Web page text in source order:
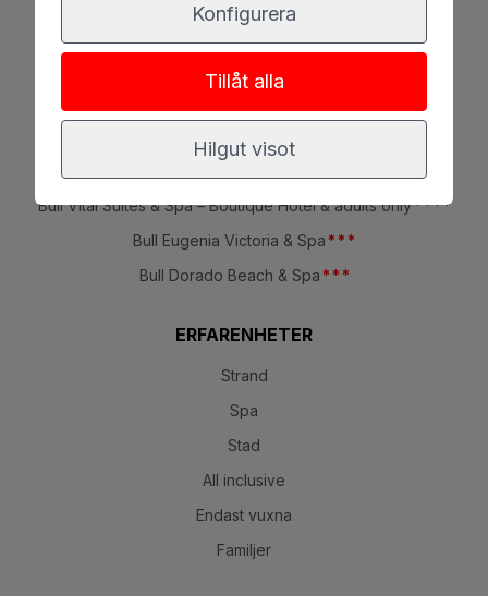
Bull Boutique Casas Carmen
Bull Vital Suites & Spa – Boutique Hotel & adults only****
Bull Eugenia Victoria & Spa * * *
Bull Dorado Beach & Spa * * *
ERFARENHETER
Strand
Spa
Stad
All inclusive
Endast vuxna
Familjer
Konfigurera
Tillåt alla
Hilgut visot